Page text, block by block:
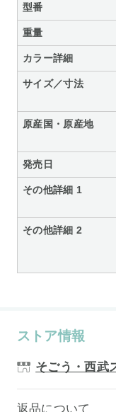
型番
重量
カラー詳細
サイズ／寸法
原産国・原産地
発売日
その他詳細 1
その他詳細 2
ストア情報
そごう・西武
返品について